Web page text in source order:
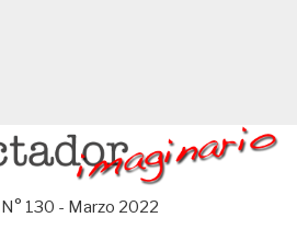
N° 130 - Marzo 2022